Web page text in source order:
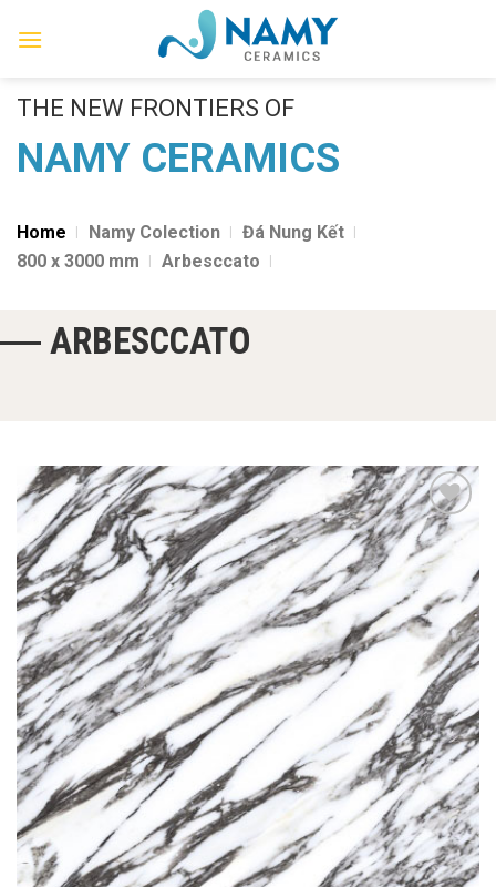
THE NEW FRONTIERS OF
NAMY CERAMICS
Home Namy Colection
Đá Nung Kết
800 x 3000 mm
Arbesccato
ARBESCCATO
Add to
wishlist